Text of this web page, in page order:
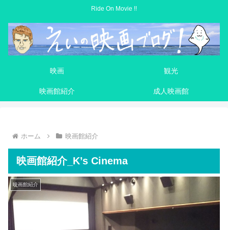
Ride On Movie !!
映画 観光
映画館紹介 成人映画館
ホーム 映画館紹介
映画館紹介_K’s Cinema
映画館紹介